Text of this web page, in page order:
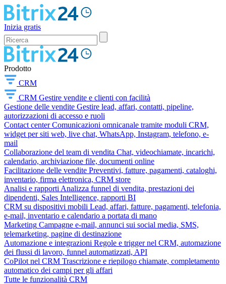
Inizia gratis
Prodotto
CRM
CRM Gestire vendite e clienti con facilità
Gestione delle vendite Gestire lead, affari, contatti, pipeline,
autorizzazioni di accesso e ruoli
Contact center Comunicazioni omnicanale tramite moduli CRM,
widget per siti web, live chat, WhatsApp, Instagram, telefono, e-
mail
Collaborazione del team di vendita Chat, videochiamate, incarichi,
calendario, archiviazione file, documenti online
Facilitazione delle vendite Preventivi, fatture, pagamenti, cataloghi,
inventario, firma elettronica, CRM store
Analisi e rapporti Analizza funnel di vendita, prestazioni dei
dipendenti, Sales Intelligence, rapporti BI
CRM su dispositivi mobili Lead, affari, fatture, pagamenti, telefonia,
e-mail, inventario e calendario a portata di mano
Marketing Campagne e-mail, annunci sui social media, SMS,
telemarketing, pagine di destinazione
Automazione e integrazioni Regole e trigger nel CRM, automazione
dei flussi di lavoro, funnel automatizzati, API
CoPilot nel CRM Trascrizione e riepilogo chiamate, completamento
automatico dei campi per gli affari
Tutte le funzionalità CRM